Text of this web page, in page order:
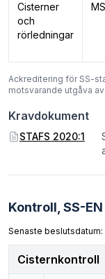
Cisterner
och
rörledningar
Ackreditering för SS-
motsvarande utgåva
Kravdokument
STAFS 2020:1
Kontroll, SS-
Senaste
Cisternkontroll